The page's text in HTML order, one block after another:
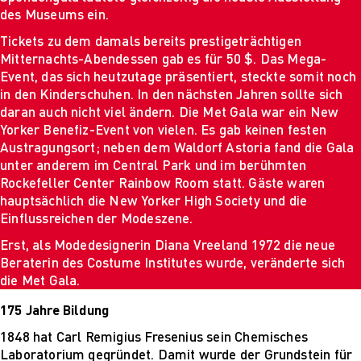
Mehr nachhaltige
Innovation
The next wave of
disruptive fashion
tech
Sustainable Design
and Management
Sustainable Design
and Management
Utopie oder Realität
Ethische
der Digitalisierung
Lehrpersonal
Alumni
Blog
Jobs
des Museums ein.
Tickets zu dem damals bereits prestigeträchtigen
Mitternachts-Abendessen gab es für 50 $. Das Mega-
Event, das sich heutzutage präsentiert, steckte somit noch
in den Kinderschuhen. In den nächsten Jahren sollte sich
daran auch nicht viel ändern. Die Met Gala war ein New
Yorker Benefiz-Event von vielen. Es gab keinen festen
Austragungsort; neben dem Waldorf Astoria fand die Gala
unter anderem im Central Park und im berühmten
Rockefeller Center Rainbow Room statt. Gäste waren
hauptsächlich die New Yorker High Society und die
Einflussreichen der Modeszene.
Erst, als Modedesignerin Diana Vreeland 1972 die neue
Beraterin des Costume Institutes wurde, veränderte sich
die Met Gala.
175 Jahre Bildung
1848 hat Carl Remigius Fresenius sein Chemisches
Laboratorium gegründet. Damit wurde der Grundstein für